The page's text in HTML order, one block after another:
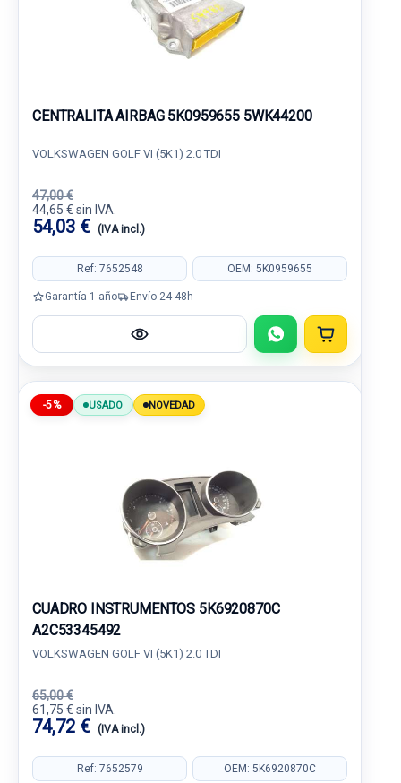
CENTRALITA AIRBAG 5K0959655 5WK44200
VOLKSWAGEN GOLF VI (5K1) 2.0 TDI
47,00 €
44,65 € sin IVA.
54,03 € (IVA incl.)
Ref: 7652548 OEM: 5K0959655
Garantía 1 año Envío 24-48h
-5% USADO NOVEDAD
CUADRO INSTRUMENTOS 5K6920870C
A2C53345492
VOLKSWAGEN GOLF VI (5K1) 2.0 TDI
65,00 €
61,75 € sin IVA.
74,72 € (IVA incl.)
Ref: 7652579 OEM: 5K6920870C